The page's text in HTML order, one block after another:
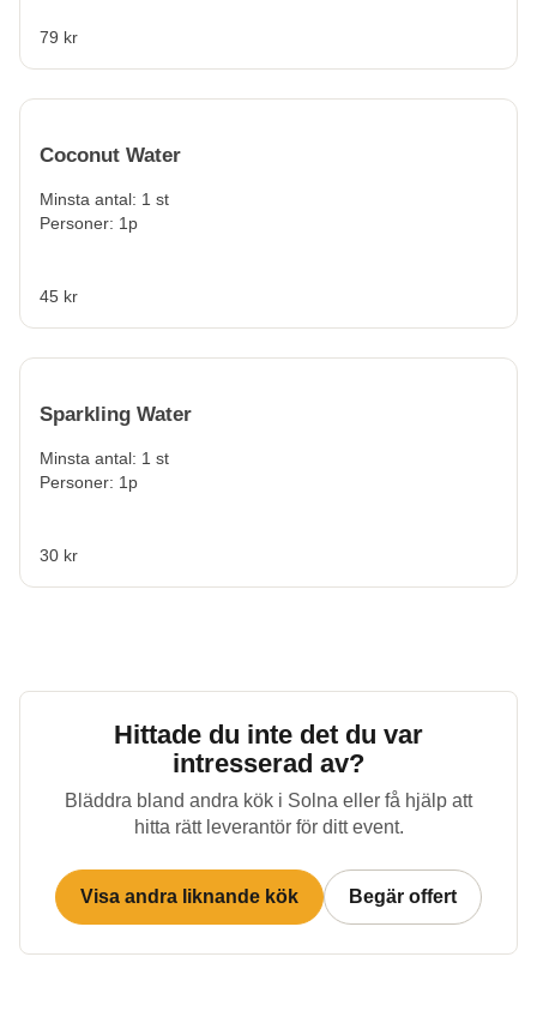
79 kr
Coconut Water
Minsta antal: 1 st
Personer: 1p
45 kr
Sparkling Water
Minsta antal: 1 st
Personer: 1p
30 kr
Hittade du inte det du var
intresserad av?
Bläddra bland andra kök i Solna eller få hjälp att
hitta rätt leverantör för ditt event.
Visa andra liknande kök Begär offert